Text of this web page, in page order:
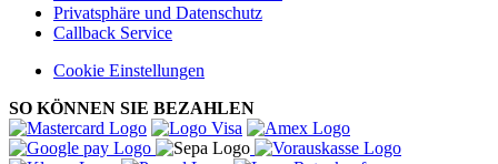
Privatsphäre und Datenschutz
Callback Service
Cookie Einstellungen
SO KÖNNEN SIE BEZAHLEN